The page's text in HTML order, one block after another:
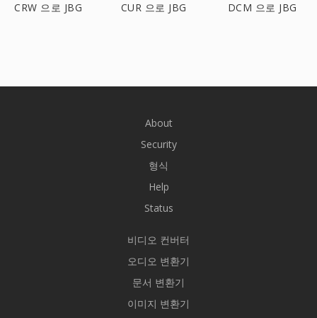
CRW 으로 JBG CUR 으로 JBG DCM 으로 JBG
About
Security
형식
Help
Status
비디오 컨버터
오디오 변환기
문서 변환기
이미지 변환기